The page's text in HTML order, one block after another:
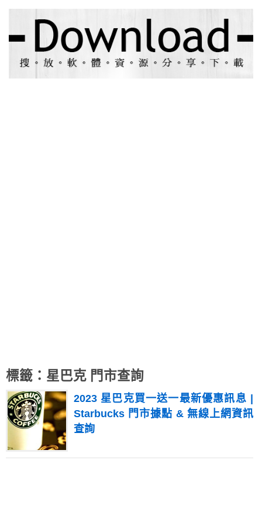
標籤：星巴克 門市查詢
2023 星巴克買一送一最新優惠訊息 |
Starbucks 門市據點 & 無線上網資訊
查詢